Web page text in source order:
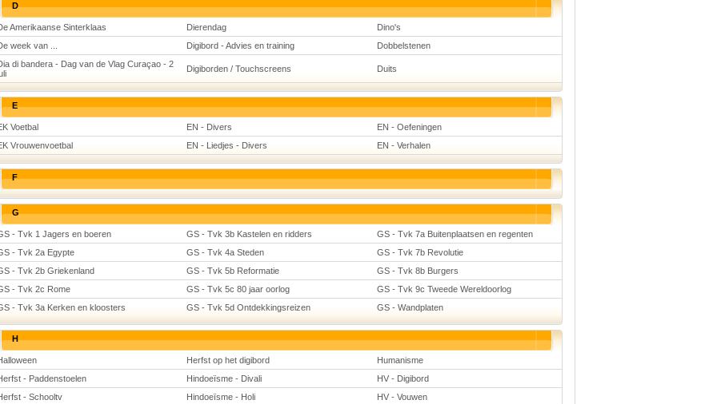
D
Amerikaanse Sinterklaas Dierendag
Dino's
week van ...
Digibord - Advies en training
Dobbelstenen
di bandera - Dag van de Vlag Curaçao - 2
Digiborden / Touchscreens Duits
E
Voetbal EN - Divers
EN - Oefeningen
Vrouwenvoetbal
EN - Liedjes - Divers EN - Verhalen
F
G
- Tvk 1 Jagers en boeren GS - Tvk 3b Kastelen en ridders
GS - Tvk 7a Buitenplaatsen en regenten
- Tvk 2a Egypte
GS - Tvk 4a Steden
GS - Tvk 7b Revolutie
- Tvk 2b Griekenland
GS - Tvk 5b Reformatie
GS - Tvk 8b Burgers
- Tvk 2c Rome
GS - Tvk 5c 80 jaar oorlog
GS - Tvk 9c Tweede Wereldoorlog
- Tvk 3a Kerken en kloosters
GS - Tvk 5d Ontdekkingsreizen GS - Wandplaten
H
Herfst op het digibord
Humanisme
- Paddenstoelen
Hindoeïsme - Divali
HV - Digibord
- Schooltv
Hindoeïsme - Holi
HV - Vouwen